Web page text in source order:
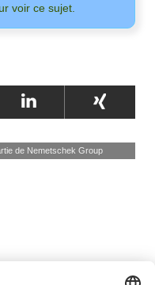
voir ce sujet.
de Nemetschek Group